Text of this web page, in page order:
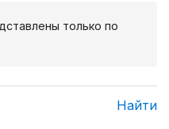
только по
Найти